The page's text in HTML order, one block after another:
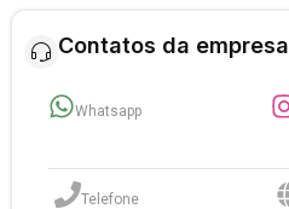
Contatos da empresa
Whatsapp
Telefone